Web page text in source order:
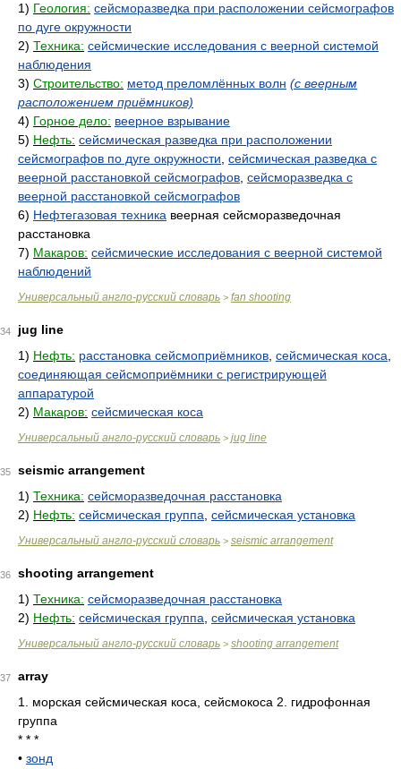
1) Геология: сейсморазведка при расположении сейсмографов
по дуге окружности
2) Техника: сейсмические исследования с веерной системой
наблюдения
3) Строительство: метод преломлённых волн (с веерным
расположением приёмников)
4) Горное дело: веерное взрывание
5) Нефть: сейсмическая разведка при расположении
сейсмографов по дуге окружности сейсмическая разведка с
веерной расстановкой сейсмографов сейсморазведка с
веерной расстановкой сейсмографов
6) Нефтегазовая техника веерная сейсморазведочная
расстановка
7) Макаров: сейсмические исследования с веерной системой
наблюдений
Универсальный англо-русский словарь > fan shooting
34
jug line
1) Нефть: расстановка сейсмоприёмников сейсмическая коса
соединяющая сейсмоприёмники с регистрирующей
аппаратурой
2) Макаров: сейсмическая коса
Универсальный англо-русский словарь > jug line
35
seismic arrangement
1) Техника: сейсморазведочная расстановка
2) Нефть: сейсмическая группа сейсмическая установка
Универсальный англо-русский словарь > seismic arrangement
36
shooting arrangement
1) Техника: сейсморазведочная расстановка
2) Нефть: сейсмическая группа сейсмическая установка
Универсальный англо-русский словарь > shooting arrangement
37
array
1. морская сейсмическая коса, сейсмокоса 2. гидрофонная
группа
* * *
• зонд